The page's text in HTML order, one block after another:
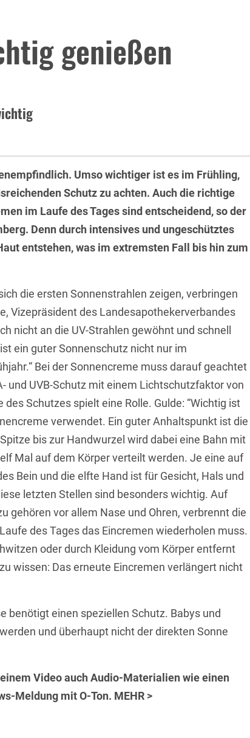
genießen
Umso wichtiger ist es im Frühling,
Schutz zu achten. Auch die richtige
im Laufe des Tages sind entscheidend, so der
Denn durch intensives und ungeschütztes
entstehen, was im extremsten Fall bis hin zum
die ersten Sonnenstrahlen zeigen, verbringen
Vizepräsident des Landesapothekerverbandes
nicht an die UV-Strahlen gewöhnt und schnell
ein guter Sonnenschutz nicht nur im
Bei der Sonnencreme muss darauf geachtet
und UVB-Schutz mit einem Lichtschutzfaktor von
Schutzes spielt eine Rolle. Gulde: “Wichtig ist
verwendet. Ein guter Anhaltspunkt ist die
bis zur Handwurzel wird dabei eine Bahn mit
Mal auf dem Körper verteilt werden. Je eine auf
Bein und die elfte Hand ist für Gesicht, Hals und
letzten Stellen sind besonders wichtig. Auf
gehören vor allem Nase und Ohren, verbrennt die
des Tages das Eincremen wiederholen muss.
oder durch Kleidung vom Körper entfernt
wissen: Das erneute Eincremen verlängert nicht
benötigt einen speziellen Schutz. Babys und
und überhaupt nicht der direkten Sonne
Video auch Audio-Materialien wie einen
Meldung mit O-Ton. MEHR >